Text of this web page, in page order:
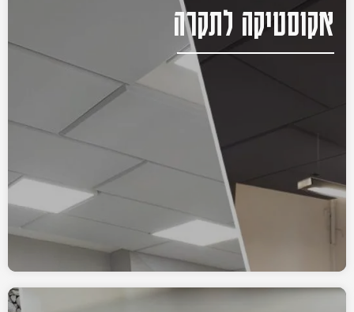
אקוסטיקה לתקרה